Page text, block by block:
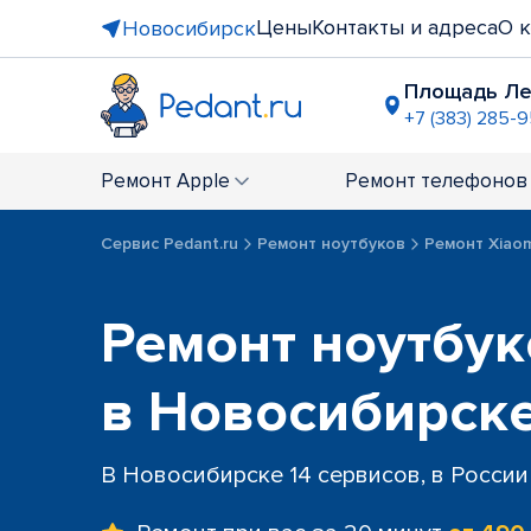
НовосибирскЦеныКонтакты и адресаО
Площадь
+7 (383) 285-
+7 (383) 322-
ост.
+7 (383)
ТРЦ
+7 (383)
Ремонт Apple Ремонт телефонов
Сервис Pedant.ru Ремонт ноутбуков Ремонт
Ремонт
в
В Новосибирске 14 сервисов, в